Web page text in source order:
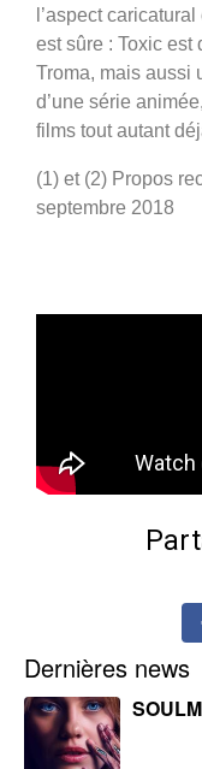
l’aspect
est sûre : Toxic est
Troma, mais aussi
d’une série
films tout autant
(1) et (2) Propos
septembre 2018
Dernières news